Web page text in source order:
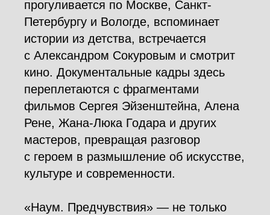
прогуливается по Москве, Санкт-
Петербургу и Вологде, вспоминает
истории из детства, встречается
с Александром Сокуровым и смотрит
кино. Документальные кадры здесь
переплетаются с фрагментами
фильмов Сергея Эйзенштейна, Алена
Рене, Жана-Люка Годара и других
мастеров, превращая разговор
с героем в размышление об искусстве,
культуре и современности.
«Наум. Предчувствия» — не только